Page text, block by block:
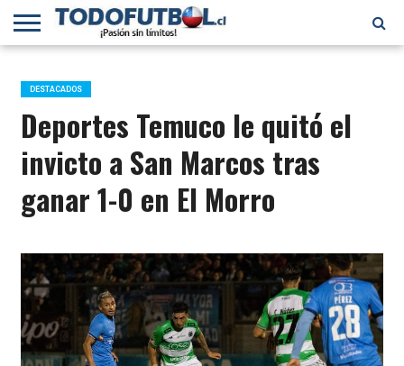
PRIMERA
B
SELECCIÓN
CHILENA
CHILENOS
EN EL
MUNDO
FÚTBOL
INTERNACIONAL
DESTACADOS
Deportes Temuco le quitó el
invicto a San Marcos tras
ganar 1-0 en El Morro